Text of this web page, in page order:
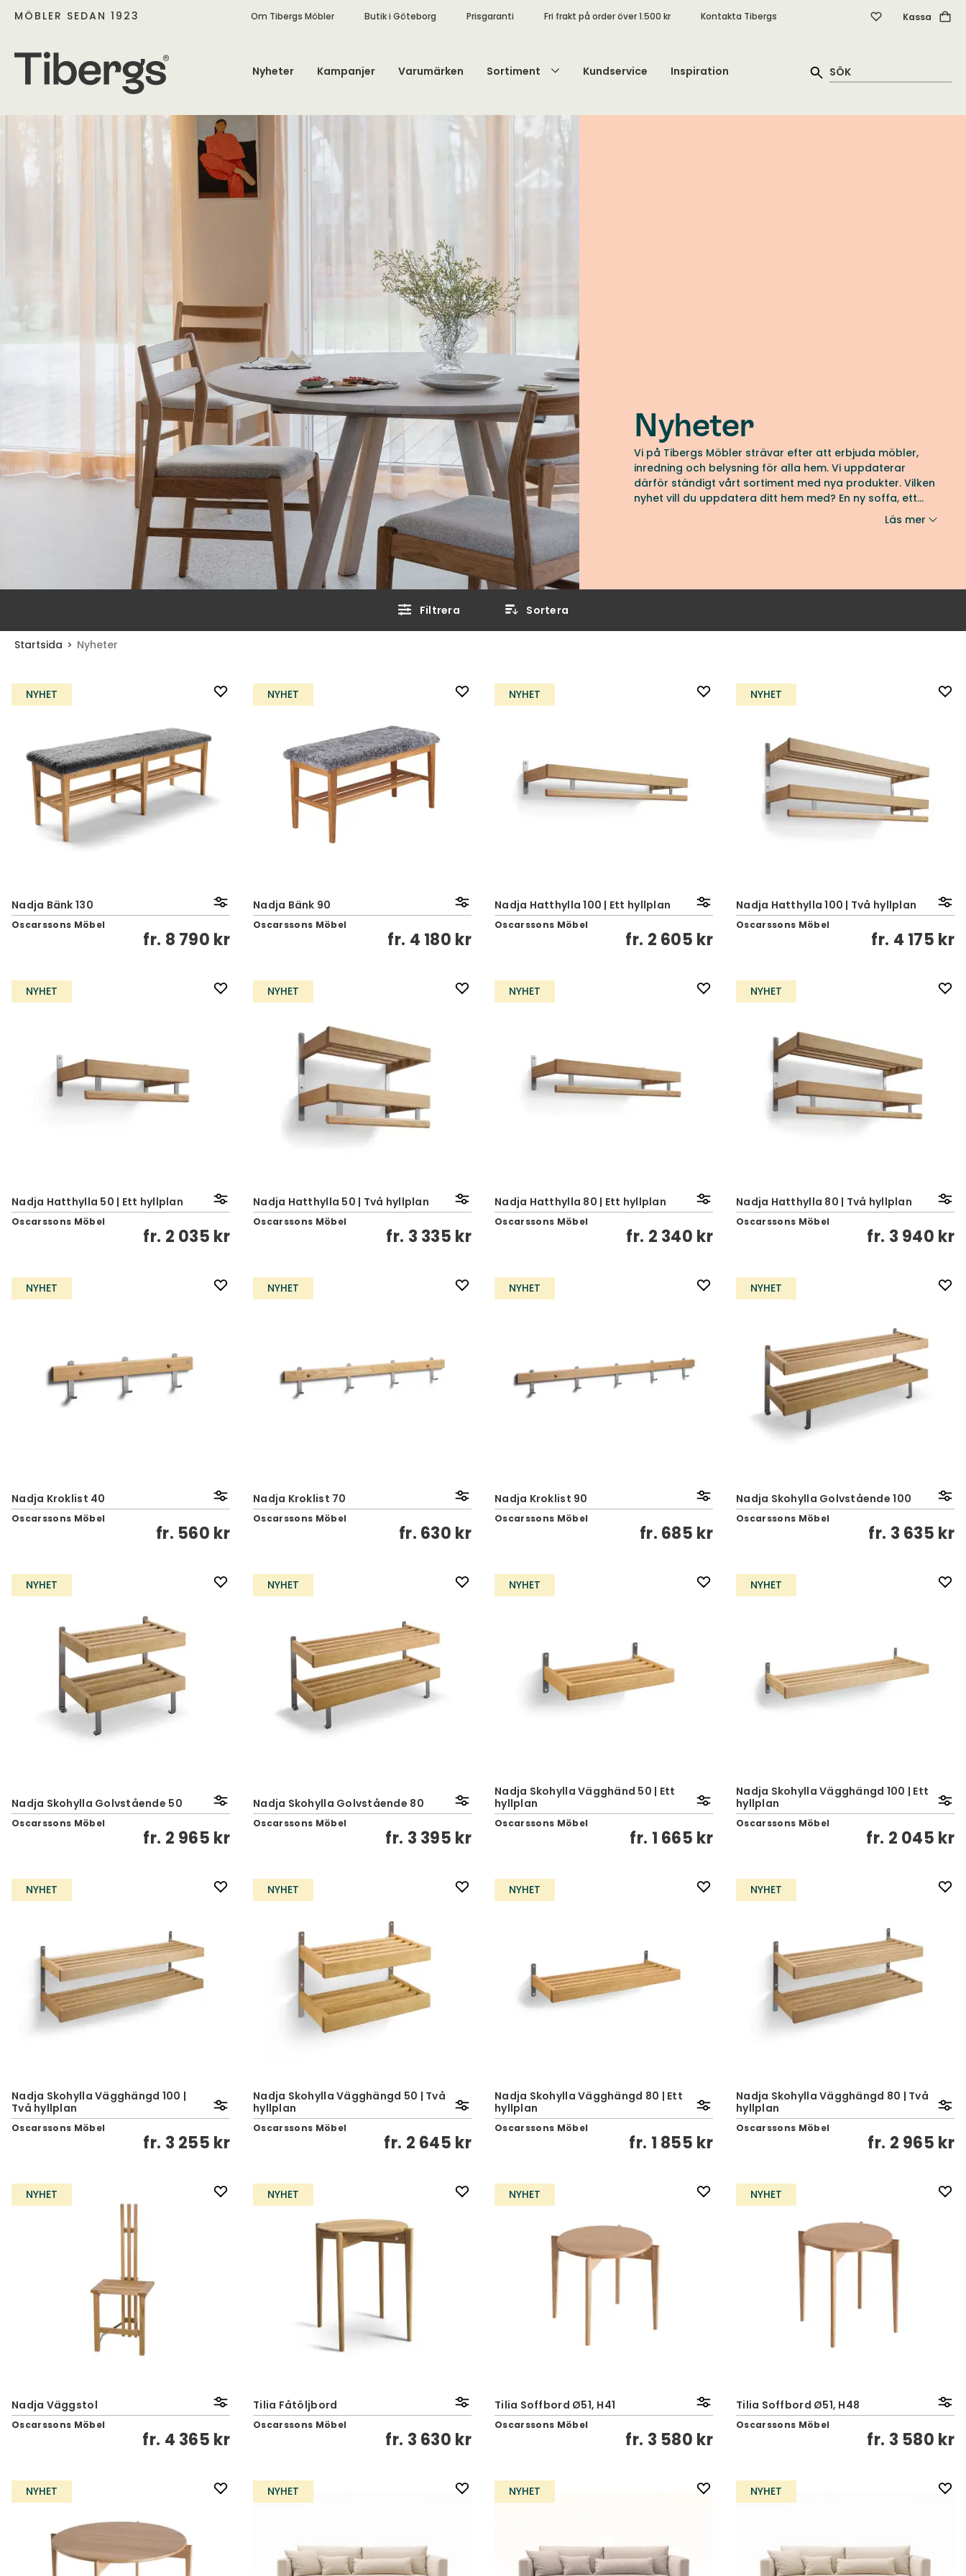
MÖBLER SEDAN 1923 Om Tibergs Möbler Butik i Göteborg Prisgaranti Fri frakt på order över 1.500 kr Kontakta Tibergs Kassa
Nyheter Kampanjer Varumärken Sortiment Kundservice Inspiration
Nyheter
Vi på Tibergs Möbler strävar efter att erbjuda möbler,
inredning och belysning för alla hem. Vi uppdaterar
därför ständigt vårt sortiment med nya produkter. Vilken
nyhet vill du uppdatera ditt hem med? En ny soffa, ett
nytt matbord eller en ny golvlampa? Du hittar medLäs mer
Filtrera Sortera
Startsida Nyheter
NYHET
Nadja Bänk 130
Oscarssons Möbel
fr. 8 790 kr
NYHET
Nadja Bänk 90
Oscarssons Möbel
fr. 4 180 kr
NYHET
Nadja Hatthylla 100 | Ett hyllplan
Oscarssons Möbel
fr. 2 605 kr
NYHET
Nadja Hatthylla 100 | Två hyllplan
Oscarssons Möbel
fr. 4 175 kr
NYHET
Nadja Hatthylla 50 | Ett hyllplan
Oscarssons Möbel
fr. 2 035 kr
NYHET
Nadja Hatthylla 50 | Två hyllplan
Oscarssons Möbel
fr. 3 335 kr
NYHET
Nadja Hatthylla 80 | Ett hyllplan
Oscarssons Möbel
fr. 2 340 kr
NYHET
Nadja Hatthylla 80 | Två hyllplan
Oscarssons Möbel
fr. 3 940 kr
NYHET
Nadja Kroklist 40
Oscarssons Möbel
fr. 560 kr
NYHET
Nadja Kroklist 70
Oscarssons Möbel
fr. 630 kr
NYHET
Nadja Kroklist 90
Oscarssons Möbel
fr. 685 kr
NYHET
Nadja Skohylla Golvstående 100
Oscarssons Möbel
fr. 3 635 kr
NYHET
Nadja Skohylla Golvstående 50
Oscarssons Möbel
fr. 2 965 kr
NYHET
Nadja Skohylla Golvstående 80
Oscarssons Möbel
fr. 3 395 kr
NYHET
Nadja Skohylla Vägghänd 50 | Ett
hyllplan
Oscarssons Möbel
fr. 1 665 kr
NYHET
Nadja Skohylla Vägghängd 100 | Ett
hyllplan
Oscarssons Möbel
fr. 2 045 kr
NYHET
Nadja Skohylla Vägghängd 100 |
Två hyllplan
Oscarssons Möbel
fr. 3 255 kr
NYHET
Nadja Skohylla Vägghängd 50 | Två
hyllplan
Oscarssons Möbel
fr. 2 645 kr
NYHET
Nadja Skohylla Vägghängd 80 | Ett
hyllplan
Oscarssons Möbel
fr. 1 855 kr
NYHET
Nadja Skohylla Vägghängd 80 | Två
hyllplan
Oscarssons Möbel
fr. 2 965 kr
NYHET
Nadja Väggstol
Oscarssons Möbel
fr. 4 365 kr
NYHET
Tilia Fåtöljbord
Oscarssons Möbel
fr. 3 630 kr
NYHET
Tilia Soffbord Ø51, H41
Oscarssons Möbel
fr. 3 580 kr
NYHET
Tilia Soffbord Ø51, H48
Oscarssons Möbel
fr. 3 580 kr
NYHET NYHET NYHET NYHET